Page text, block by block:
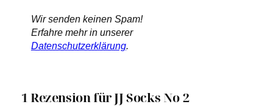
Wir senden keinen Spam!
Erfahre mehr in unserer
Datenschutzerklärung.
1 Rezension fürJJ Socks No 2